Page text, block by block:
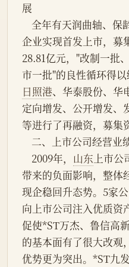
展
企业实现首发上市，募
28.81亿元，"改制一批
市一批"的良性循环得以
日照港、华泰股份、华
定向增发、公开增发、
等进行了再融资，募集
二、上市公司经营
    2009年，
山东 上市
带来的负面影响，整体
现企稳回升态势。5家
向上市公司注入优质资
促使*ST万杰、鲁信高
的基本面有了很大改观
优势更为突出。*ST九